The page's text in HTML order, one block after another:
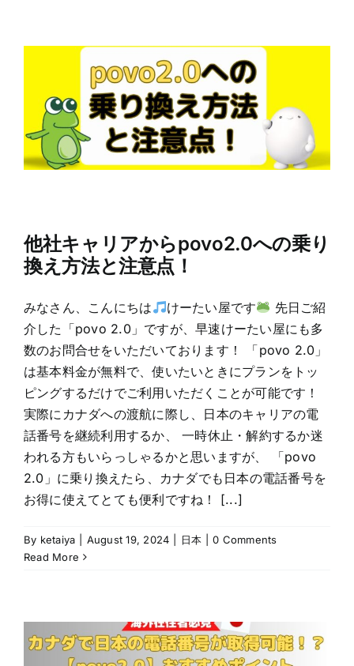
他社キャリアからpovo2.0への乗り
換え方法と注意点！
みなさん、こんにちは けーたい屋です
先日ご紹
介した「povo 2.0」ですが、早速けーたい屋にも多
数のお問合せをいただいております！ 「povo 2.0」
は基本料金が無料で、使いたいときにプランをトッ
ピングするだけでご利用いただくことが可能です！
実際にカナダへの渡航に際し、日本のキャリアの電
話番号を継続利用するか、 一時休止・解約するか迷
われる方もいらっしゃるかと思いますが、 「povo
2.0」に乗り換えたら、カナダでも日本の電話番号を
お得に使えてとても便利ですね！ [...]
By ketaiya August 19, 2024 日本
0 Comments
Read More